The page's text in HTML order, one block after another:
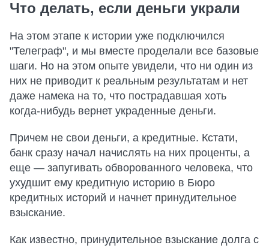
Что делать, если деньги украли
На этом этапе к истории уже подключился
"Телеграф", и мы вместе проделали все базовые
шаги. Но на этом опыте увидели, что ни один из
них не приводит к реальным результатам и нет
даже намека на то, что пострадавшая хоть
когда-нибудь вернет украденные деньги.
Причем не свои деньги, а кредитные. Кстати,
банк сразу начал начислять на них проценты, а
еще — запугивать обворованного человека, что
ухудшит ему кредитную историю в Бюро
кредитных историй и начнет принудительное
взыскание.
Как известно, принудительное взыскание долга с